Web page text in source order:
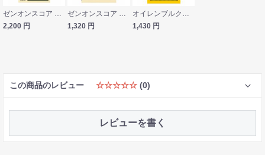
ゼンオンスコア ラヴェル ラ・ヴァルス 全音楽譜出版社
2,200 円
ゼンオンスコア レスピーギ 交響詩 ローマの噴水 全音楽譜出版社
1,320 円
オイレンブルクスコア リヒャルト・シュトラウス 交響詩 ティル・オイレンシュピーゲルの愉快ないたずら 作品28 全音楽譜出版社
1,430 円
この商品のレビュー ☆☆☆☆☆ (0)
レビューを書く